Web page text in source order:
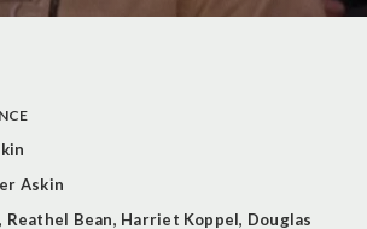
Askin
, Reathel Bean, Harriet Koppel, Douglas